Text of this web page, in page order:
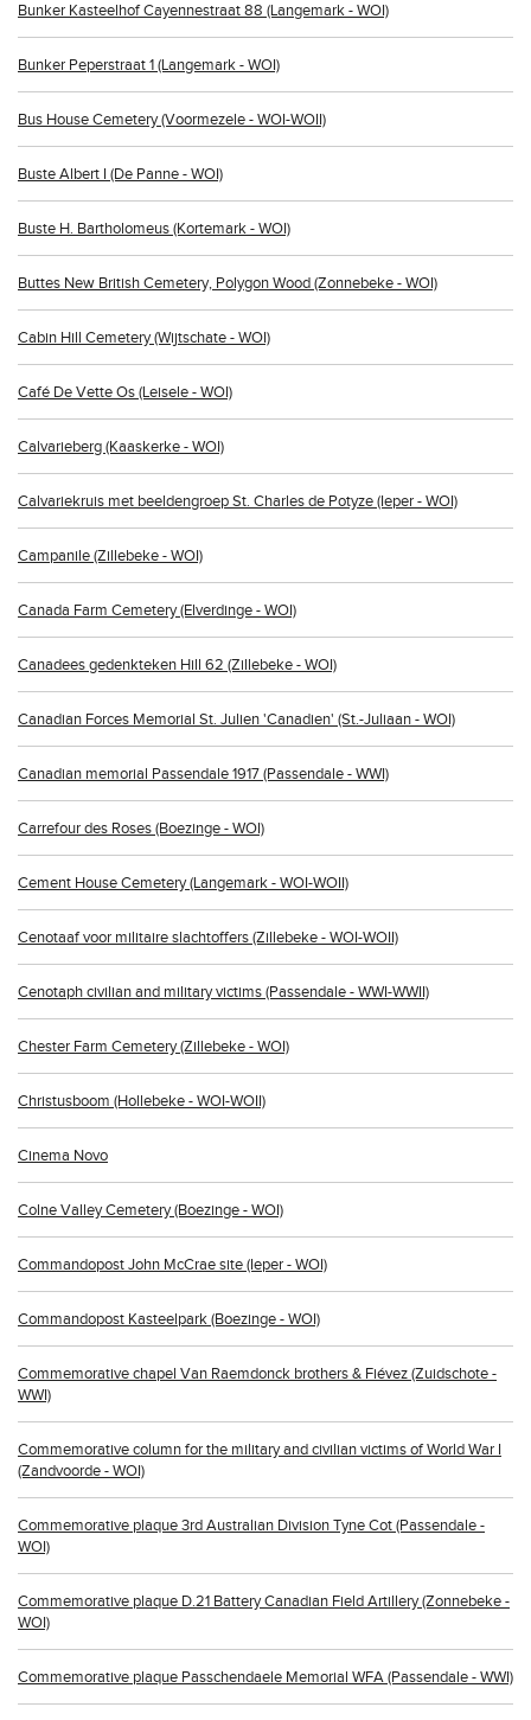
Bunker Kasteelhof Cayennestraat 88 (Langemark - WOI)
Bunker Peperstraat 1 (Langemark - WOI)
Bus House Cemetery (Voormezele - WOI-WOII)
Buste Albert I (De Panne - WOI)
Buste H. Bartholomeus (Kortemark - WOI)
Buttes New British Cemetery, Polygon Wood (Zonnebeke - WOI)
Cabin Hill Cemetery (Wijtschate - WOI)
Café De Vette Os (Leisele - WOI)
Calvarieberg (Kaaskerke - WOI)
Calvariekruis met beeldengroep St. Charles de Potyze (Ieper - WOI)
Campanile (Zillebeke - WOI)
Canada Farm Cemetery (Elverdinge - WOI)
Canadees gedenkteken Hill 62 (Zillebeke - WOI)
Canadian Forces Memorial St. Julien 'Canadien' (St.-Juliaan - WOI)
Canadian memorial Passendale 1917 (Passendale - WWI)
Carrefour des Roses (Boezinge - WOI)
Cement House Cemetery (Langemark - WOI-WOII)
Cenotaaf voor militaire slachtoffers (Zillebeke - WOI-WOII)
Cenotaph civilian and military victims (Passendale - WWI-WWII)
Chester Farm Cemetery (Zillebeke - WOI)
Christusboom (Hollebeke - WOI-WOII)
Cinema Novo
Colne Valley Cemetery (Boezinge - WOI)
Commandopost John McCrae site (Ieper - WOI)
Commandopost Kasteelpark (Boezinge - WOI)
Commemorative chapel Van Raemdonck brothers & Fiévez (Zuidschote -
WWI)
Commemorative column for the military and civilian victims of World War I
(Zandvoorde - WOI)
Commemorative plaque 3rd Australian Division Tyne Cot (Passendale -
WOI)
Commemorative plaque D.21 Battery Canadian Field Artillery (Zonnebeke -
WOI)
Commemorative plaque Passchendaele Memorial WFA (Passendale - WWI)